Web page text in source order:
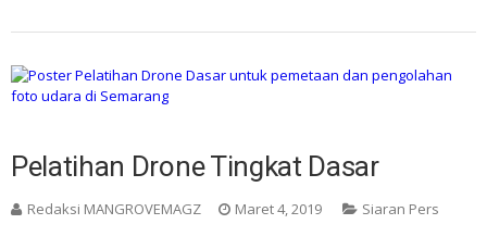
Pelatihan Drone Tingkat Dasar
Redaksi MANGROVEMAGZ Maret 4, 2019 Siaran Pers